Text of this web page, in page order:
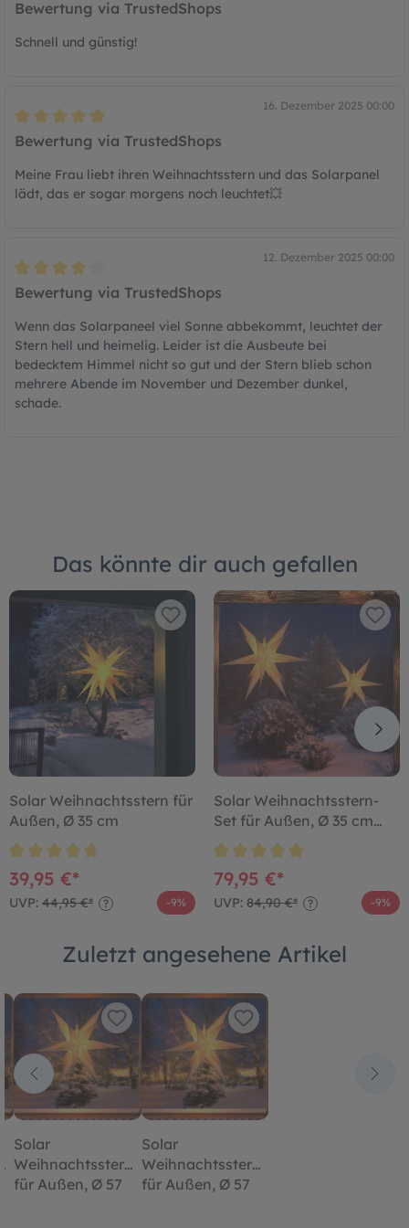
Bewertung via TrustedShops
Schnell und günstig!
16. Dezember 2025 00:00
Bewertung mit 5 von 5 Sternen
Bewertung via TrustedShops
Meine Frau liebt ihren Weihnachtsstern und das Solarpanel
lädt, das er sogar morgens noch leuchtet💥
12. Dezember 2025 00:00
Bewertung mit 4 von 5 Sternen
Bewertung via TrustedShops
Wenn das Solarpaneel viel Sonne abbekommt, leuchtet der
Stern hell und heimelig. Leider ist die Ausbeute bei
bedecktem Himmel nicht so gut und der Stern blieb schon
mehrere Abende im November und Dezember dunkel,
schade.
Das könnte dir auch gefallen
Solar Weihnachtsstern für
Außen, Ø 35 cm
39,95 €*
UVP: 44,95 €* ? -9%
Solar Weihnachtsstern-
Set für Außen, Ø 35 cm
und 57 cm
79,95 €*
UVP: 84,90 €* ? -9%
Zuletzt angesehene Artikel
Solar
Weihnachtsstern
für Außen, Ø 57
Solar
Weihnachtsstern
für Außen, Ø 57